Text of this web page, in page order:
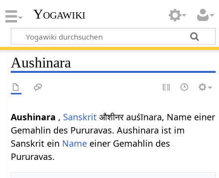
Yogawiki
Aushinara
Aushinara , Sanskrit औशीनर auśīnara, Name einer
Gemahlin des Pururavas. Aushinara ist im
Sanskrit ein Name einer Gemahlin des
Pururavas.